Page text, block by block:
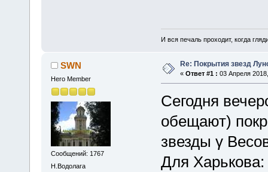
И вся печаль проходит, когда
SWN
Hero Member
Сообщений: 1767
Н.Водолага
Re: Покрытия звезд
« Ответ #1 : 03 Апреля
Сегодня
обещают)
звезды γ
Для Харькова: